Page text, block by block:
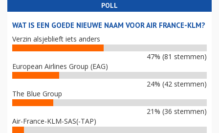
POLL
WAT IS EEN GOEDE NIEUWE NAAM VOOR AIR FRANCE-KLM?
Verzin alsjeblieft iets anders
47% (81 stemmen)
European Airlines Group (EAG)
24% (42 stemmen)
The Blue Group
21% (36 stemmen)
Air-France-KLM-SAS(-TAP)